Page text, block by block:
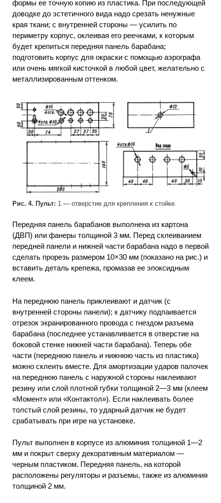
формы ее точную копию из пластика. При последующей
доводке до эстетичного вида надо срезать ненужные
края ткани; с внутренней стороны — усилить по
периметру корпус, оклеивая его реечками, к которым
будет крепиться передняя панель барабана;
подготовить корпус для окраски с помощью аэрографа
или очень мягкой кисточкой в любой цвет, желательно с
металлизированным оттенком.
Рис. 4. Пульт: 1 — отверстие для крепления к стойке.
Передняя панель барабанов выполнена из картона
(ДВП) или фанеры толщиной 3 мм. Перед склеиванием
передней панели и нижней части барабана надо в первой
сделать прорезь размером 10×30 мм (показано на рис.) и
вставить деталь крепежа, промазав ее эпоксидным
клеем.
На переднюю панель приклеивают и датчик (с
внутренней стороны панели); к датчику подпаивается
отрезок экранированного провода с гнездом разъема
барабана (последнее устанавливается в отверстие на
боковой стенке нижней части барабана). Теперь обе
части (переднюю панель и нижнюю часть из пластика)
можно склеить вместе. Для амортизации ударов палочек
на переднюю панель с наружной стороны наклеивают
резину или слой плотной губки толщиной 2—3 мм (клеем
«Момент» или «Контактол»). Если наклеивать более
толстый слой резины, то ударный датчик не будет
срабатывать при игре на установке.
Пульт выполнен в корпусе из алюминия толщиной 1—2
мм и покрыт сверху декоративным материалом —
черным пластиком. Передняя панель, на которой
расположены регуляторы и разъемы, также из алюминия
толщиной 2 мм.